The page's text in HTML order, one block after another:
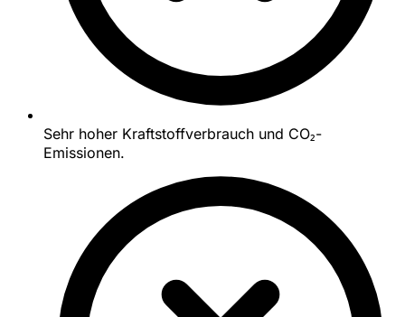
Sehr hoher Kraftstoffverbrauch und CO₂-
Emissionen.